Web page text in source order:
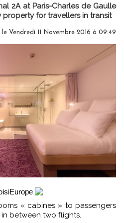
2A at Paris-Charles de Gaulle
property for travellers in transit
Vendredi 11 Novembre 2016 à 09:49
between two flights.